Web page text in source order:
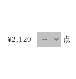
¥2,120 点